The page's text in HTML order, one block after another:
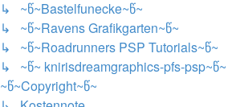
↳ ~წ~Bastelfunecke~წ~
↳ ~წ~Ravens Grafikgarten~წ~
↳ ~წ~Roadrunners PSP Tutorials~წ~
↳ ~წ~ knirisdreamgraphics-pfs-psp~წ~
~წ~Copyright~წ~